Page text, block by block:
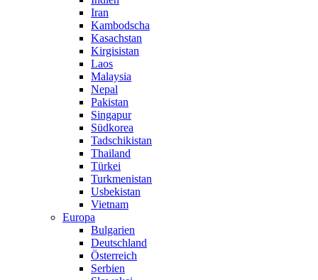
Iran
Kambodscha
Kasachstan
Kirgisistan
Laos
Malaysia
Nepal
Pakistan
Singapur
Südkorea
Tadschikistan
Thailand
Türkei
Turkmenistan
Usbekistan
Vietnam
Europa
Bulgarien
Deutschland
Österreich
Serbien